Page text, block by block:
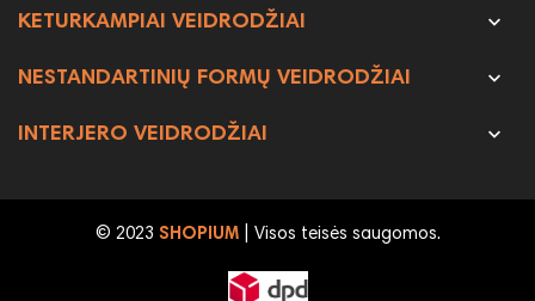
KETURKAMPIAI VEIDRODŽIAI 
NESTANDARTINIŲ FORMŲ VEIDRODŽIAI 
INTERJERO VEIDRODŽIAI 
© 2023 SHOPIUM| Visos teisės saugomos.